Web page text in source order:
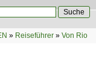
» Reiseführer » Von Rio